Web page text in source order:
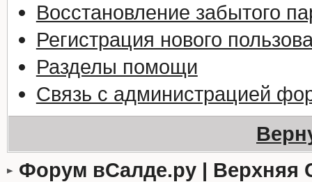
Восстановление забытого
Регистрация нового
Разделы помощи
Связь с администрацией
Форум вСалде.ру | Верхняя